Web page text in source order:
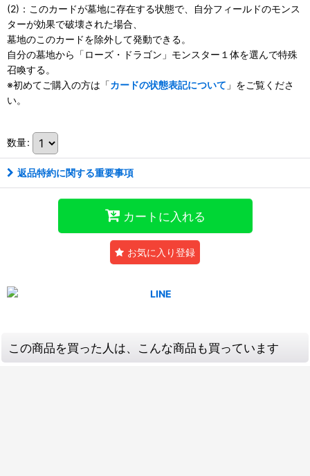
(2)：このカードが墓地に存在する状態で、自分フィールドのモンス
ターが効果で破壊された場合、
墓地のこのカードを除外して発動できる。
自分の墓地から「ローズ・ドラゴン」モンスター１体を選んで特殊
召喚する。
※初めてご購入の方は「カードの状態表記について 」をご覧くださ
い。
数量:
返品特約に関する重要事項
カートに入れる
お気に入り登録
この商品を買った人は、こんな商品も買っています